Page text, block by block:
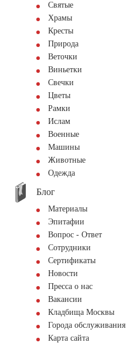
Святые
Храмы
Кресты
Природа
Веточки
Виньетки
Свечки
Цветы
Рамки
Ислам
Военные
Машины
Животные
Одежда
Блог
Материалы
Эпитафии
Вопрос - Ответ
Сотрудники
Сертификаты
Новости
Пресса о нас
Вакансии
Кладбища Москвы
Города обслуживания
Карта сайта